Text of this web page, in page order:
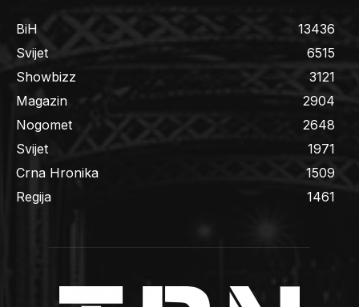
BiH
13436
Svijet
6515
Showbizz
3121
Magazin
2904
Nogomet
2648
Svijet
1971
Crna Hronika
1509
Regija
1461